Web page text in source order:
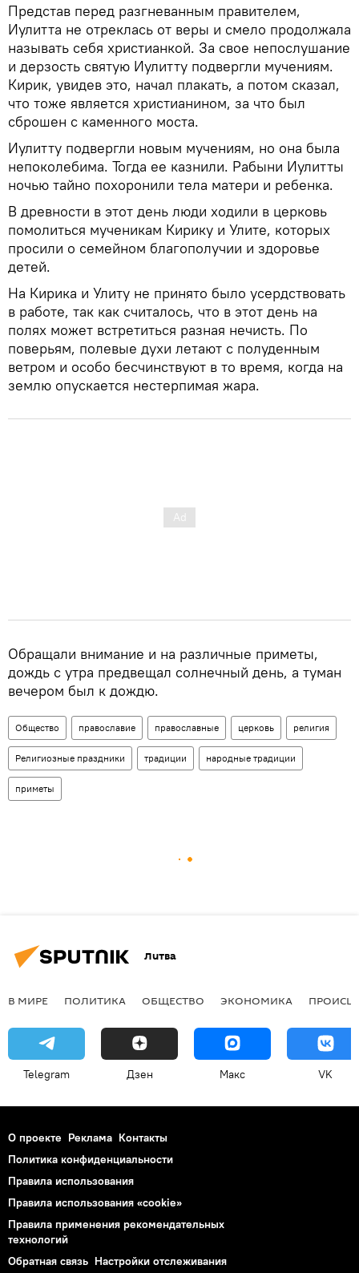
Представ перед разгневанным правителем,
Иулитта не отреклась от веры и смело продолжала
называть себя христианкой. За свое непослушание
и дерзость святую Иулитту подвергли мучениям.
Кирик, увидев это, начал плакать, а потом сказал,
что тоже является христианином, за что был
сброшен с каменного моста.
Иулитту подвергли новым мучениям, но она была
непоколебима. Тогда ее казнили. Рабыни Иулитты
ночью тайно похоронили тела матери и ребенка.
В древности в этот день люди ходили в церковь
помолиться мученикам Кирику и Улите, которых
просили о семейном благополучии и здоровье
детей.
На Кирика и Улиту не принято было усердствовать
в работе, так как считалось, что в этот день на
полях может встретиться разная нечисть. По
поверьям, полевые духи летают с полуденным
ветром и особо бесчинствуют в то время, когда на
землю опускается нестерпимая жара.
Обращали внимание и на различные приметы,
дождь с утра предвещал солнечный день, а туман
вечером был к дождю.
Общество православие православные церковь религия
Религиозные праздники традиции народные традиции
приметы
Литва
В МИРЕ ПОЛИТИКА ОБЩЕСТВО ЭКОНОМИКА
Telegram Дзен Макс VK
О проекте Реклама Контакты
Политика конфиденциальности
Правила использования
Правила использования «cookie»
Правила применения рекомендательных
технологий
Обратная связь Настройки отслеживания